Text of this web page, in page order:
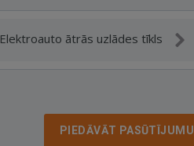
Elektroauto ātrās uzlādes tīkls
PIEDĀVĀT PASŪTĪJUMU